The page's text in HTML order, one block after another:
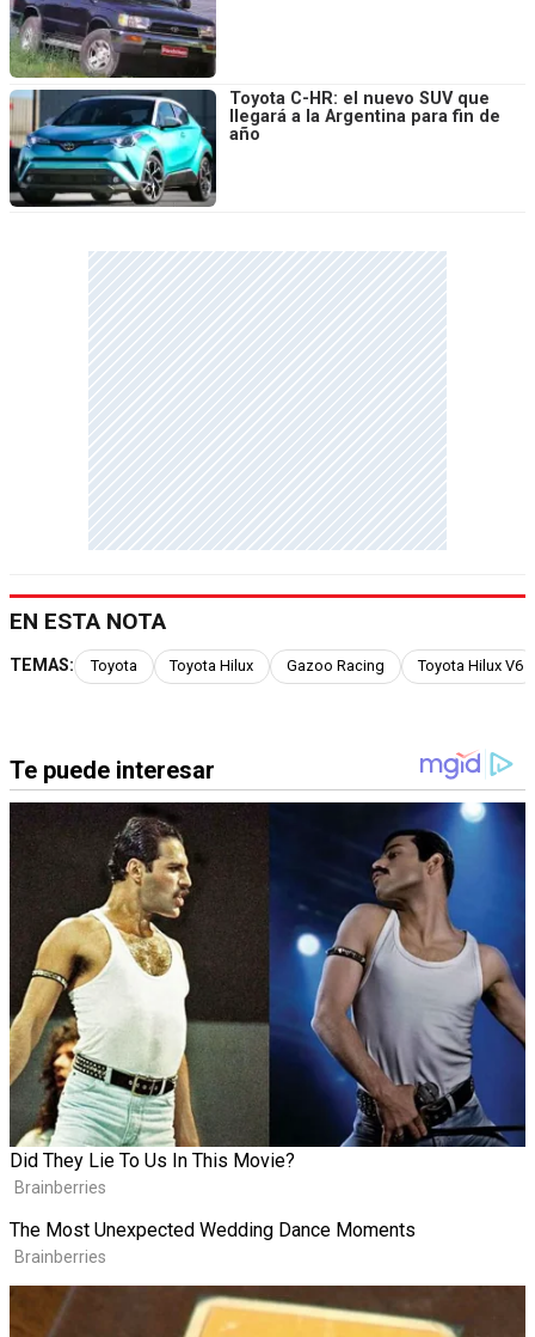
Toyota C-HR: el nuevo SUV que
llegará a la Argentina para fin de
año
EN ESTA NOTA
TEMAS: Toyota Toyota Hilux Gazoo Racing Toyota Hilux V6